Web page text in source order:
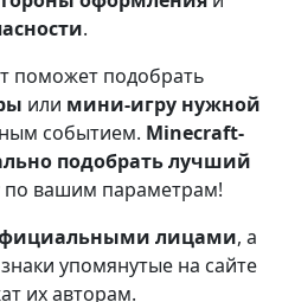
.
поможет подобрать
или мини-игру нужной
событием. Minecraft-
подобрать лучший
по вашим параметрам!
лицами, а
упомянутые на сайте
их авторам.